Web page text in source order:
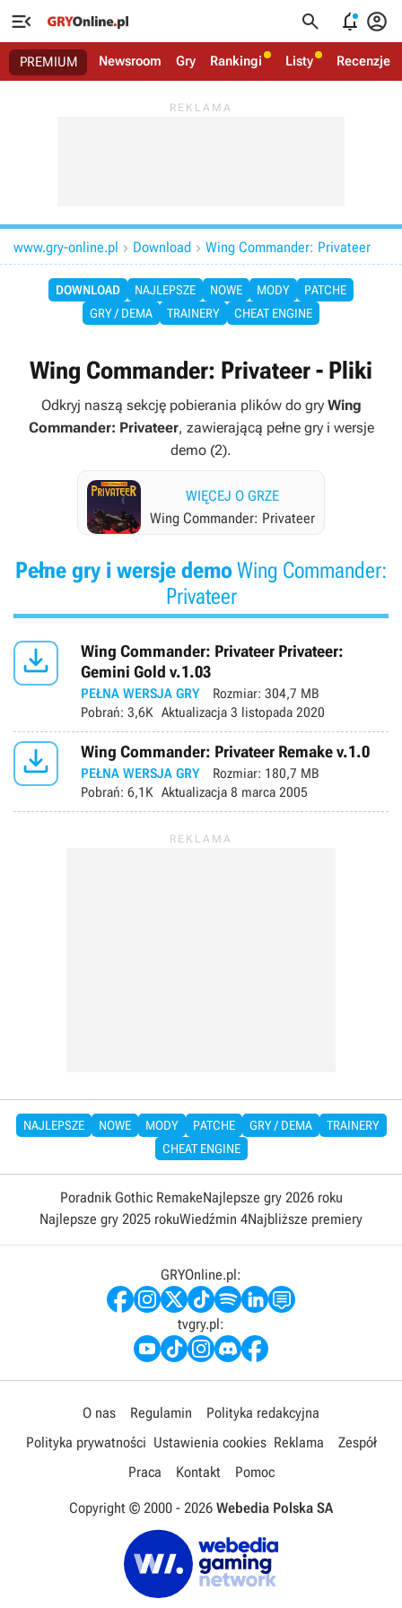
   
PREMIUM Newsroom Gry Rankingi Listy Recenzje
www.gry-online.pl  Download  Wing Commander: Privateer
DOWNLOAD NAJLEPSZE NOWE MODY
PATCHE
GRY / DEMA
TRAINERY CHEAT ENGINE
Wing Commander: Privateer - Pliki
Odkryj naszą sekcję pobierania plików do gry Wing
Commander: Privateer, zawierającą pełne gry i wersje
demo (2).
WIĘCEJ O GRZE
Wing Commander: Privateer
Pełne gry i wersje demoWing Commander:
Privateer

Wing Commander: Privateer Privateer:
Gemini Gold v.1.03
PEŁNA WERSJA GRY Rozmiar: 304,7 MB
Pobrań: 3,6K Aktualizacja 3 listopada 2020
 Wing Commander: Privateer Remake v.1.0
PEŁNA WERSJA GRY Rozmiar: 180,7 MB
Pobrań: 6,1K Aktualizacja 8 marca 2005
NAJLEPSZE NOWE MODY PATCHE GRY / DEMA
TRAINERY
CHEAT ENGINE
Poradnik Gothic RemakeNajlepsze gry 2026 roku
Najlepsze gry 2025 rokuWiedźmin 4Najbliższe premiery
GRYOnline.pl:
tvgry.pl:
O nas Regulamin
Polityka redakcyjna
Polityka prywatności Ustawienia cookies Reklama
Zespół
Praca
Kontakt Pomoc
Copyright © 2000 - 2026 Webedia Polska SA